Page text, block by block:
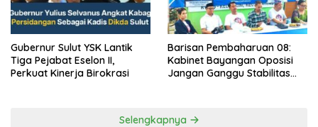
Gubernur Sulut YSK Lantik
Tiga Pejabat Eselon II,
Perkuat Kinerja Birokrasi
Barisan Pembaharuan 08:
Kabinet Bayangan Oposisi
Jangan Ganggu Stabilitas
Selengkapnya